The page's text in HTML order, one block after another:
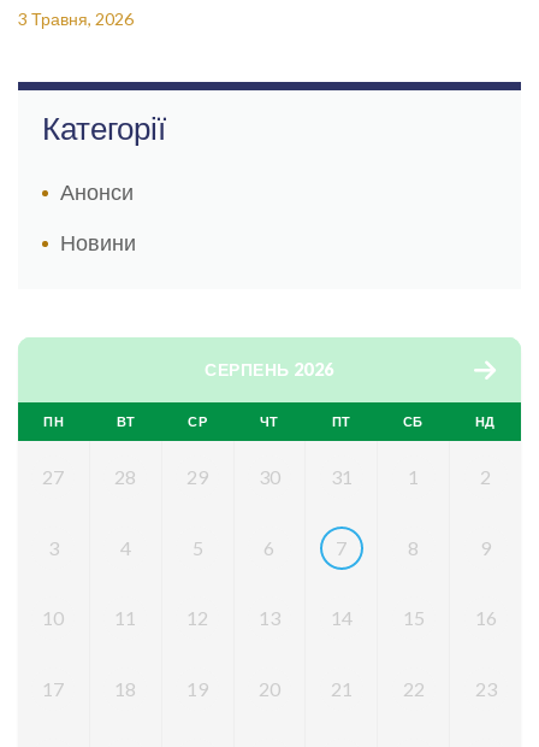
3 Травня, 2026
Категорії
Анонси
Новини
СЕРПЕНЬ 2026
ПН ВТ СР ЧТ ПТ СБ НД
27 28 29 30 31 1 2
3 4 5 6 7 8 9
10 11 12 13 14 15 16
17 18 19 20 21 22 23